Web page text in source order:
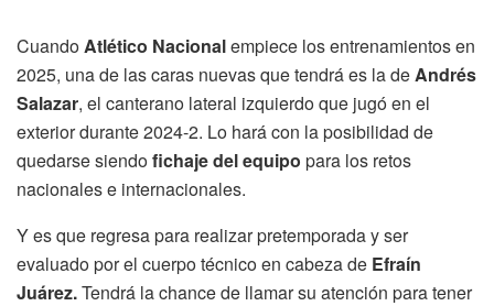
CuandoAtlético Nacionalempiece los entrenamientos en
2025, una de las caras nuevas que tendrá es la deAndrés
Salazar, el canterano lateral izquierdo que jugó en el
exterior durante 2024-2. Lo hará con la posibilidad de
quedarse siendofichaje del equipo para los retos
nacionales e internacionales.
Y es que regresa para realizar pretemporada y ser
evaluado por el cuerpo técnico en cabeza de Efraín
Juárez.Tendrá la chance de llamar su atención para tener